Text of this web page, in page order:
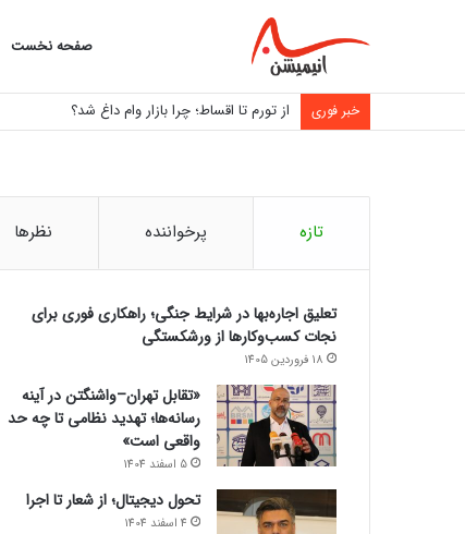
صفحه نخست
خبر فوری از تورم تا اقساط؛ چرا بازار وام داغ شد؟
تازه پرخواننده نظرها
تعلیق اجاره‌بها در شرایط جنگی؛ راهکاری فوری برای
نجات کسب‌وکارها از ورشکستگی
18 فروردین 1405
«تقابل تهران–واشنگتن در آینه
رسانه‌ها؛ تهدید نظامی تا چه حد
واقعی است»
5 اسفند 1404
تحول دیجیتال؛ از شعار تا اجرا
4 اسفند 1404